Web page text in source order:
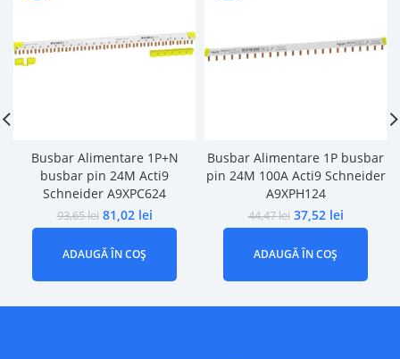
Busbar Alimentare 1P+N
busbar pin 24M Acti9
Schneider A9XPC624
93,65lei 81,02 lei
ADAUGĂ ÎN COȘ
Busbar Alimentare 1P busbar
pin 24M 100A Acti9 Schneider
A9XPH124
44,47lei 37,52 lei
ADAUGĂ ÎN COȘ